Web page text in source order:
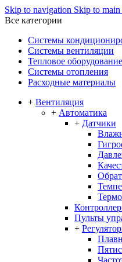
Skip to navigation Skip to
Все категории
Системы
Системы вентиляции
Тепловое оборудование
Системы отопления
Расходные материалы
+ Вентиляция
+ Автоматика
+ Датчики
Пульты
+